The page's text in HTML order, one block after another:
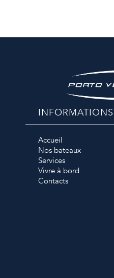
INFORMATIONS
Accueil
Nos bateaux
Services
Vivre à bord
Contacts